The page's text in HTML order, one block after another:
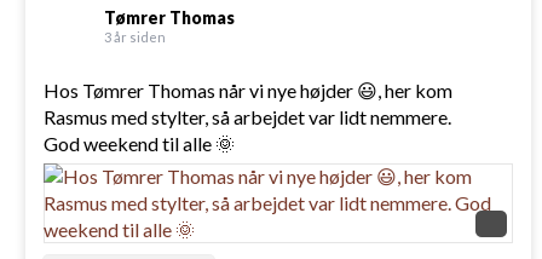
Tømrer Thomas
3 år siden
Hos Tømrer Thomas når vi nye højder 😃, her kom
Rasmus med stylter, så arbejdet var lidt nemmere.
God weekend til alle 🌞